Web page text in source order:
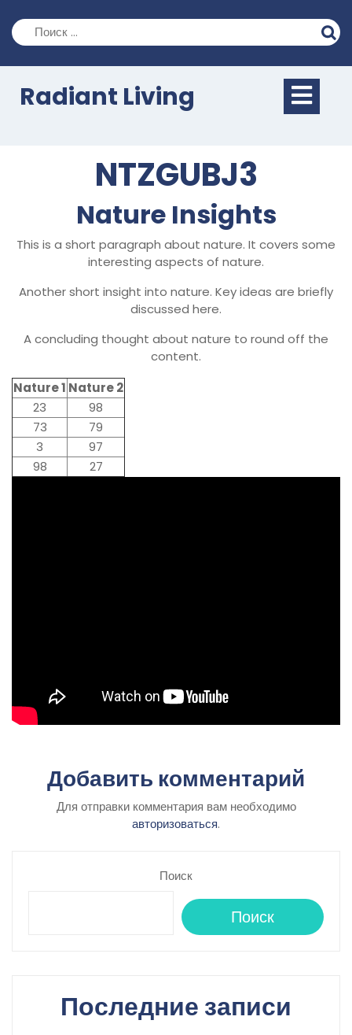
содержимому
Radiant Living
NTZGUBJ3
Nature Insights
This is a short paragraph about nature. It covers some
interesting aspects of nature.
Another short insight into nature. Key ideas are briefly
discussed here.
A concluding thought about nature to round off the
content.
Nature 1 Nature 2
23
98
73
79
3
97
98
27
Добавить комментарий
Для отправки комментария вам необходимо
авторизоваться.
Поиск
Поиск
Последние записи